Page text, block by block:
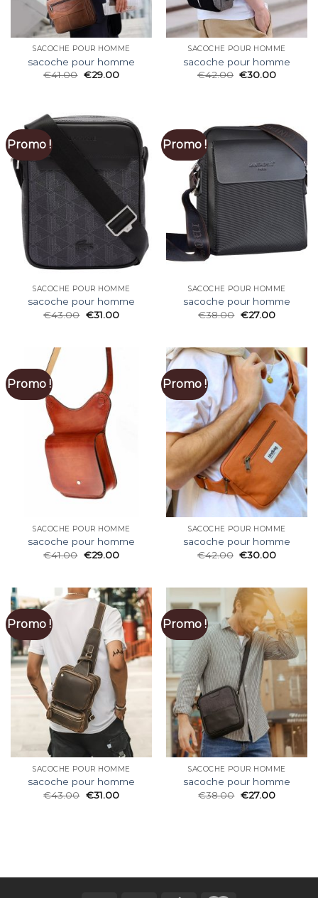
SACOCHE POUR HOMME
sacoche pour homme
€41.00 €29.00
SACOCHE POUR HOMME
sacoche pour homme
€42.00 €30.00
Promo !
SACOCHE POUR HOMME
sacoche pour homme
€43.00 €31.00
Promo !
SACOCHE POUR HOMME
sacoche pour homme
€38.00 €27.00
Promo !
SACOCHE POUR HOMME
sacoche pour homme
€41.00 €29.00
Promo !
SACOCHE POUR HOMME
sacoche pour homme
€42.00 €30.00
Promo !
SACOCHE POUR HOMME
sacoche pour homme
€43.00 €31.00
Promo !
SACOCHE POUR HOMME
sacoche pour homme
€38.00 €27.00